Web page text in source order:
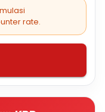
rate.